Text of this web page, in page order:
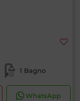
1 Bagno
WhatsApp